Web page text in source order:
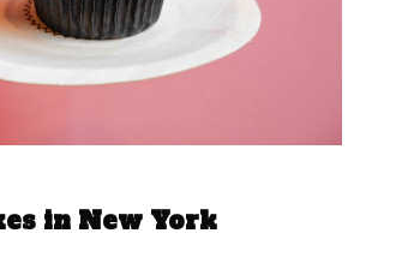
in New York